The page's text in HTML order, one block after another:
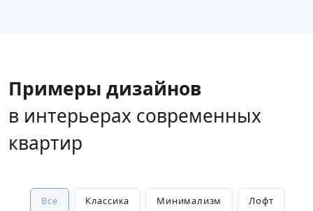
Примеры дизайнов
в интерьерах современных
квартир
Все Классика Минимализм Лофт